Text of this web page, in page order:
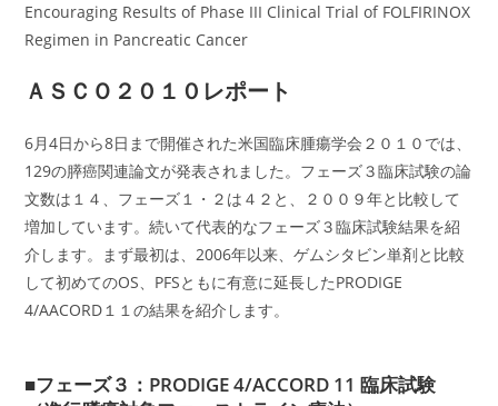
Encouraging Results of Phase III Clinical Trial of FOLFIRINOX
Regimen in Pancreatic Cancer
ＡＳＣＯ２０１０レポート
6月4日から8日まで開催された米国臨床腫瘍学会２０１０では、
129の膵癌関連論文が発表されました。フェーズ３臨床試験の論
文数は１４、フェーズ１・２は４２と、２００９年と比較して
増加しています。続いて代表的なフェーズ３臨床試験結果を紹
介します。まず最初は、2006年以来、ゲムシタビン単剤と比較
して初めてのOS、PFSともに有意に延長したPRODIGE
4/AACORD１１の結果を紹介します。
■フェーズ３：PRODIGE 4/ACCORD 11 臨床試験